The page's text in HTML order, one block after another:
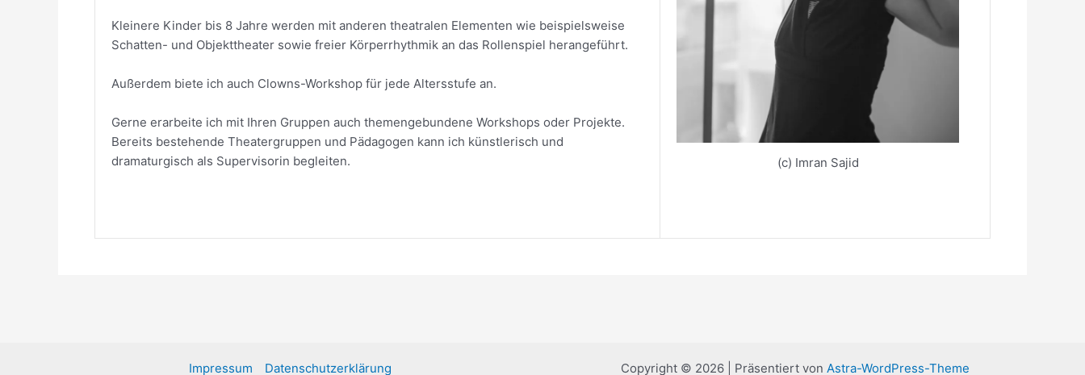
Kleinere Kinder bis 8 Jahre werden mit anderen theatralen Elementen wie beispielsweise
Schatten- und Objekttheater sowie freier Körperrhythmik an das Rollenspiel herangeführt.
Außerdem biete ich auch Clowns-Workshop für jede Altersstufe an.
Gerne erarbeite ich mit Ihren Gruppen auch themengebundene Workshops oder Projekte.
Bereits bestehende Theatergruppen und Pädagogen kann ich künstlerisch und
dramaturgisch als Supervisorin begleiten.
(c) Imran Sajid
Impressum Datenschutzerklärung Copyright © 2026 | Präsentiert von Astra-WordPress-Theme